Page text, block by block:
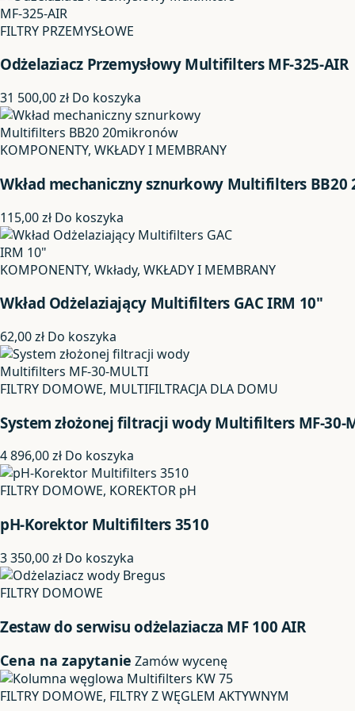
FILTRY PRZEMYSŁOWE
Odżelaziacz Przemysłowy Multifilters MF-325-AIR
31 500,00zł Do koszyka
KOMPONENTY, WKŁADY I MEMBRANY
Wkład mechaniczny sznurkowy Multifilters
115,00zł Do koszyka
KOMPONENTY, Wkłady, WKŁADY I MEMBRANY
Wkład Odżelaziający Multifilters GAC IRM 10"
62,00zł Do koszyka
FILTRY DOMOWE, MULTIFILTRACJA DLA DOMU
System złożonej filtracji wody Multifilters MF-30-
4 896,00zł Do koszyka
FILTRY DOMOWE, KOREKTOR pH
pH-Korektor Multifilters 3510
3 350,00zł Do koszyka
FILTRY DOMOWE
Zestaw do serwisu odżelaziacza MF 100 AIR
Cena na zapytanie Zamów wycenę
FILTRY DOMOWE, FILTRY Z WĘGLEM AKTYWNYM